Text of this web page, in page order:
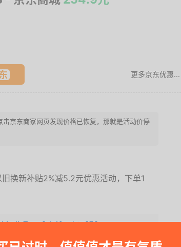
更多京东优惠...
京东商家网页发现价格已恢复，那就是活动价停
换新补贴2%减5.2元优惠活动，下单1